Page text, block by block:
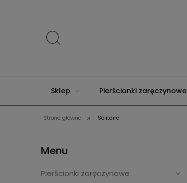
Sklep Pierścionki zaręczynowe
Kamienie jubilerskie Moissanite
Strona główna » Solitaire
Menu
Pierścionki zaręczynowe